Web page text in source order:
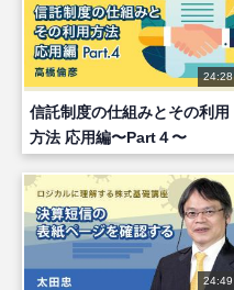
24:28
信託制度の仕組みとその利用
方法 応用編〜Part４〜
24:49